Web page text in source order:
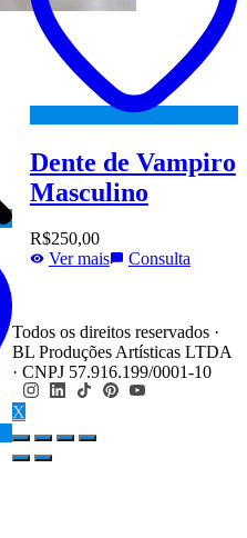
Add
Dente de Vampiro
Masculino
R$250,00
Ver mais
Consulta
Todos os direitos reservados ·
BL Produções Artísticas LTDA
· CNPJ 57.916.199/0001-10
X